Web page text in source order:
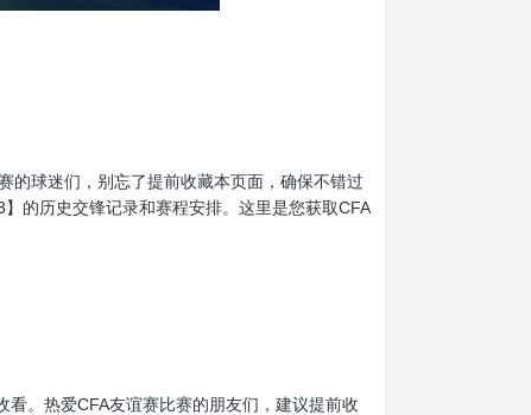
的球迷们，别忘了提前收藏本页面，确保不错过
的历史交锋记录和赛程安排。这里是您获取CFA
。热爱CFA友谊赛比赛的朋友们，建议提前收